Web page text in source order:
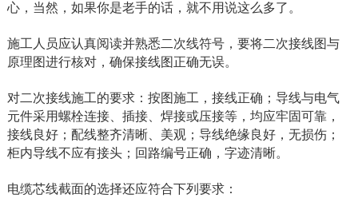
心，当然，如果你是老手的话，就不用说这么多了。
施工人员应认真阅读并熟悉二次线符号，要将二次接线图与
原理图进行核对，确保接线图正确无误。
对二次接线施工的要求：按图施工，接线正确；导线与电气
元件采用螺栓连接、插接、焊接或压接等，均应牢固可靠，
接线良好；配线整齐清晰、美观；导线绝缘良好，无损伤；
柜内导线不应有接头；回路编号正确，字迹清晰。
电缆芯线截面的选择还应符合下列要求：